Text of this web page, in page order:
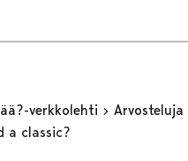
verkkolehti
Arvosteluja
a classic?